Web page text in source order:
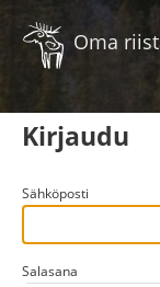
Oma
Kirjaudu
Sähköposti
Salasana